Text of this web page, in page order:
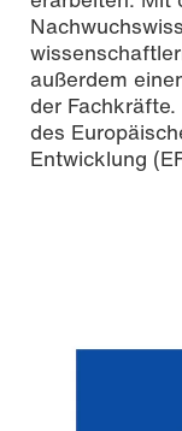
außerdem
der
des
Entwicklung